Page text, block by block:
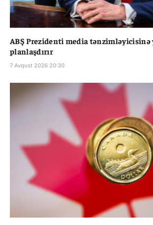
ABŞ Prezidenti media
planlaşdırır
7 Avqust 2026 20:30